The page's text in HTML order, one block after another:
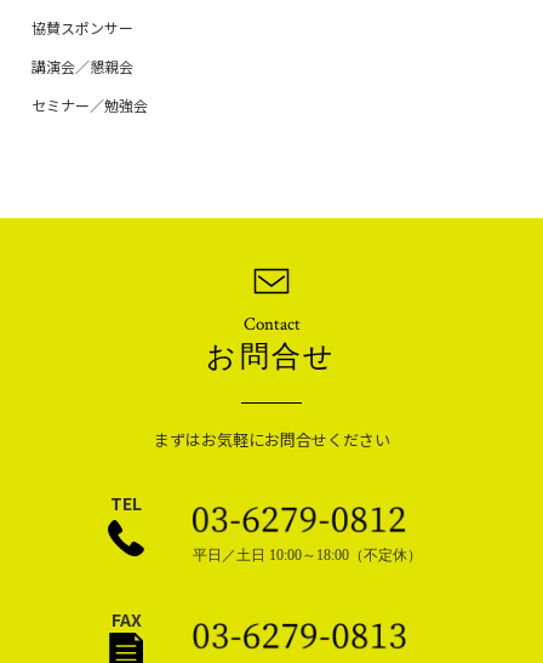
協賛スポンサー
講演会／懇親会
セミナー／勉強会
Contact
お問合せ
まずはお気軽にお問合せください
TEL
平日／土日 10:00～18:00（不定休）
FAX